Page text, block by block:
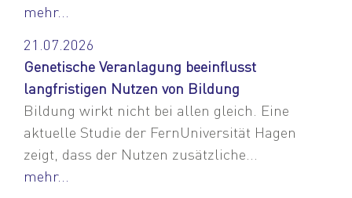
mehr...
21.07.2026
Genetische Veranlagung beeinflusst
langfristigen Nutzen von Bildung
Bildung wirkt nicht bei allen gleich. Eine
aktuelle Studie der FernUniversität Hagen
zeigt, dass der Nutzen zusätzliche...
mehr...